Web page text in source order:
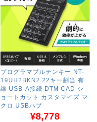
プログラマブルテンキー NT-
19UH2BKN2 22キー割当 有
線 USB-A接続 DTM CAD シ
ョートカット カスタマイズ マ
クロ USBハブ
¥8,778